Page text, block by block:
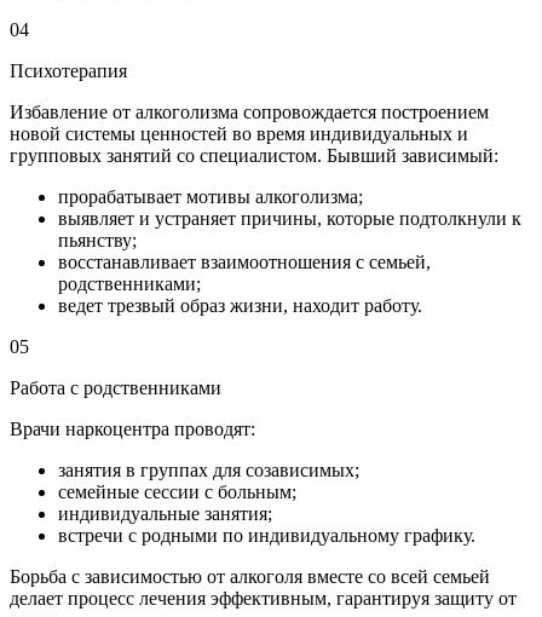
04
Психотерапия
Избавление от алкоголизма сопровождается построением
новой системы ценностей во время индивидуальных и
групповых занятий со специалистом. Бывший зависимый:
прорабатывает мотивы алкоголизма;
выявляет и устраняет причины, которые подтолкнули к
пьянству;
восстанавливает взаимоотношения с семьей,
родственниками;
ведет трезвый образ жизни, находит работу.
05
Работа с родственниками
Врачи наркоцентра проводят:
занятия в группах для созависимых;
семейные сессии с больным;
индивидуальные занятия;
встречи с родными по индивидуальному графику.
Борьба с зависимостью от алкоголя вместе со всей семьей
делает процесс лечения эффективным, гарантируя защиту от